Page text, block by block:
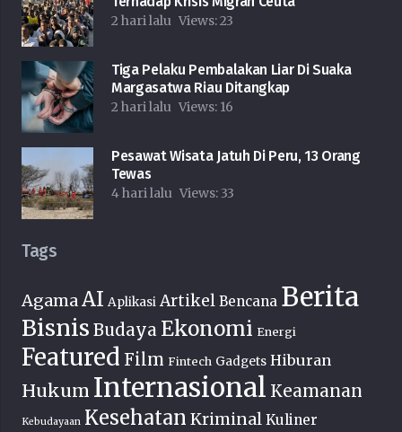
2 hari lalu Views:23
Tiga Pelaku Pembalakan Liar Di Suaka
Margasatwa Riau Ditangkap
2 hari lalu Views: 16
Pesawat Wisata Jatuh Di Peru, 13 Orang
Tewas
4 hari lalu Views: 33
Tags
AgamaAI Aplikasi Artikel Bencana Berita
Bisnis Budaya Ekonomi Energi
Featured Film Fintech Gadgets Hiburan
Hukum Internasional Keamanan
Kebudayaan Kesehatan Kriminal Kuliner